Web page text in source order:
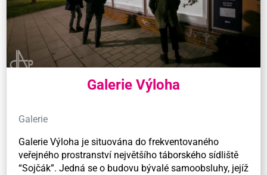
Galerie Výloha
Galerie
Galerie Výloha je situována do frekventovaného
veřejného prostranství největšího táborského sídliště
“Sojčák”. Jedná se o budovu bývalé samoobsluhy, jejíž